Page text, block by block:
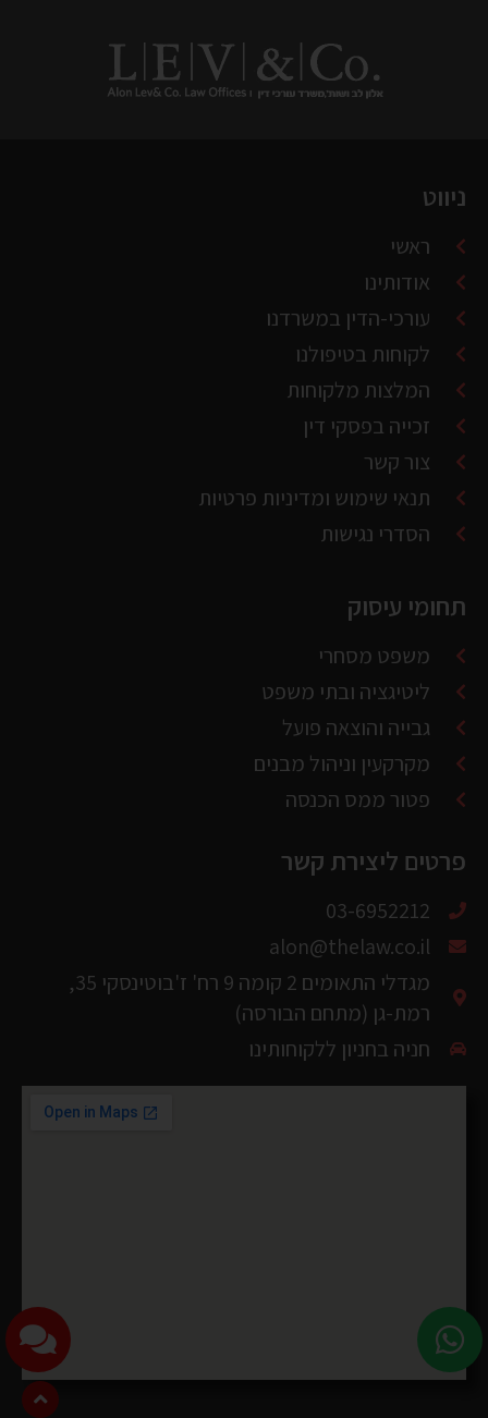
אודותינו
עורכי-הדין במשרדנו
לקוחות בטיפולנו
המלצות מלקוחות
זכייה בפסקי דין
צור קשר
תנאי שימוש ומדיניות פרטיות
הסדרי נגישות
תחומי עיסוק
ליטיגציה ובתי משפט
גבייה והוצאה פועל
מקרקעין וניהול מבנים
פטור ממס הכנסה
פרטים ליצירת קשר
alon@thelaw.co.il
רמת-גן (מתחם הבורסה)
חניה בחניון ללקוחותינו